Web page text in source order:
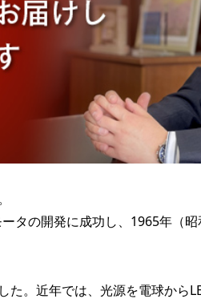
タの開発に成功し、1965年（
。近年では、光源を電球から